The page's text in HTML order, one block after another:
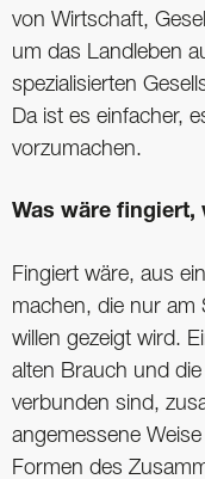
von Wirtschaft,
um das Landleben
spezialisierten
Da ist es einfacher,
vorzumachen.
Was wäre fingiert,
Fingiert wäre, aus
machen, die nur am
willen gezeigt wird.
alten Brauch und
verbunden sind,
angemessene
Formen des